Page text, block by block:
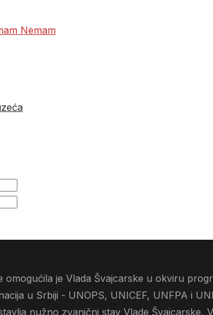
je Vlada Švajcarske u okviru
u Srbiji - UNOPS, UNICEF, UNFPA i
nužno zvanični stav Vlade Švajcarske,